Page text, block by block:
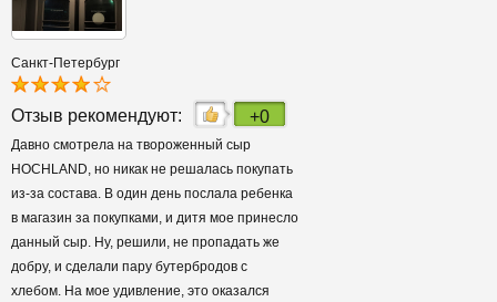
Санкт-Петербург
Отзыв рекомендуют: +0
Давно смотрела на твороженный сыр
HOCHLAND, но никак не решалась покупать
из-за состава. В один день послала ребенка
в магазин за покупками, и дитя мое принесло
данный сыр. Ну, решили, не пропадать же
добру, и сделали пару бутербродов с
хлебом. На мое удивление, это оказался